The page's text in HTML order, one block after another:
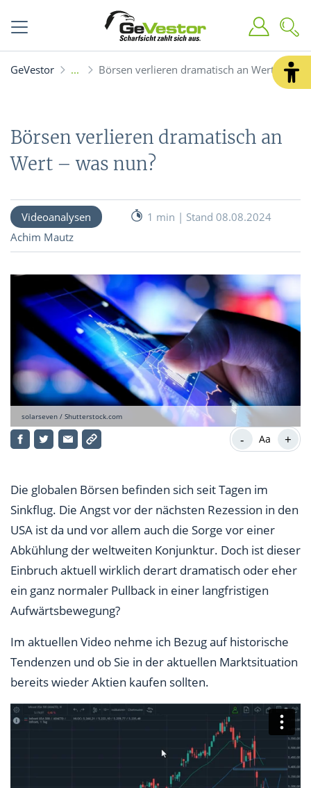
GeVestor Börsen verlieren dramatisch an Wert - was
Börsen verlieren dramatisch an
Wert – was nun?
Videoanalysen
1 min | Stand 08.08.2024
Achim Mautz
solarseven / Shutterstock.com
- Aa +
Die globalen Börsen befinden sich seit Tagen im
Sinkflug. Die Angst vor der nächsten Rezession in den
USA ist da und vor allem auch die Sorge vor einer
Abkühlung der weltweiten Konjunktur. Doch ist dieser
Einbruch aktuell wirklich derart dramatisch oder eher
ein ganz normaler Pullback in einer langfristigen
Aufwärtsbewegung?
Im aktuellen Video nehme ich Bezug auf historische
Tendenzen und ob Sie in der aktuellen Marktsituation
bereits wieder Aktien kaufen sollten.